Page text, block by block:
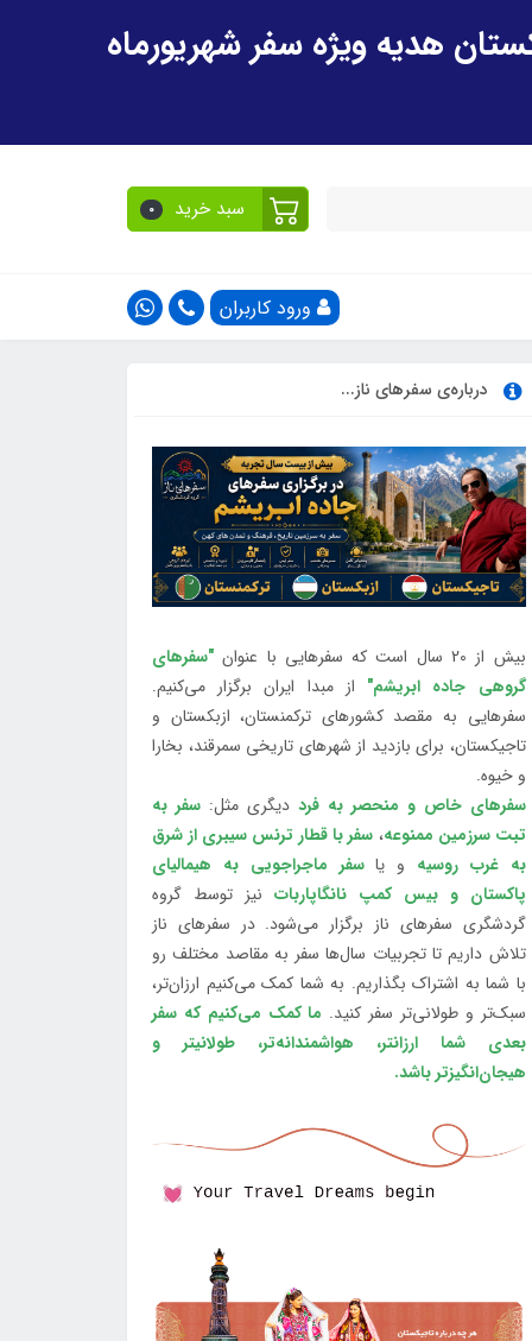
سبد خرید 0
ورود کاربران
درباره‌ی سفرهای ناز...
بیش از 20 سال است که سفرهایی با عنوان
"سفرهای
گروهی جاده ابریشم" از مبدا ایران برگزار می‌کنیم.
سفرهایی به مقصد کشورهای ترکمنستان، ازبکستان و
تاجیکستان، برای بازدید از شهرهای تاریخی سمرقند، بخارا
و خیوه.
سفرهای خاص و منحصر به فرددیگری مثل:سفر به
تبت سرزمین ممنوعه، سفر با قطار ترنس سیبری از شرق
به غرب روسیه و یاسفر ماجراجویی به هیمالیای
پاکستان و بیس کمپ نانگاپاربات نیز توسط گروه
گردشگری سفرهای ناز برگزار می‌شود. در سفرهای ناز
تلاش داریم تا تجربیات سال‌ها سفر به مقاصد مختلف رو
با شما به اشتراک بگذاریم. به شما کمک می‌کنیم ارزان‌تر،
سبک‌تر و طولانی‌تر سفر کنید. ما کمک می‌کنیم که سفر
بعدی شما ارزانتر، هواشمندانه‌تر، طولانی‎تر و
هیجان‌انگیزتر باشد.